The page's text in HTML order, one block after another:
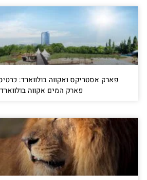
פארק אסטריקס ואקווה בולווארד:
פארק המים אקווה בולווארד